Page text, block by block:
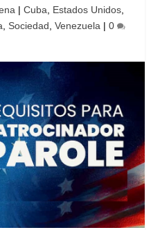
| Cuba Estados Unidos,
Sociedad Venezuela | 0